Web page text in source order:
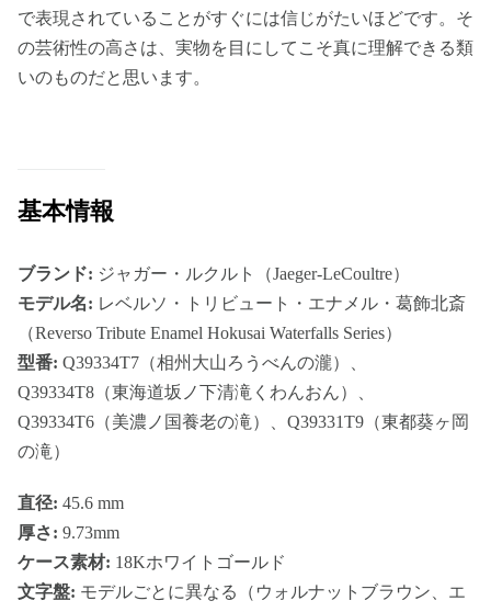
で表現されていることがすぐには信じがたいほどです。そ
の芸術性の高さは、実物を目にしてこそ真に理解できる類
いのものだと思います。
基本情報
ブランド: ジャガー・ルクルト（Jaeger-LeCoultre）
モデル名: レベルソ・トリビュート・エナメル・葛飾北斎
（Reverso Tribute Enamel Hokusai Waterfalls Series）
型番: Q39334T7（相州大山ろうべんの瀧）、
Q39334T8（東海道坂ノ下清滝くわんおん）、
Q39334T6（美濃ノ国養老の滝）、Q39331T9（東都葵ヶ岡
の滝）
直径: 45.6 mm
厚さ: 9.73mm
ケース素材: 18Kホワイトゴールド
文字盤: モデルごとに異なる（ウォルナットブラウン、エ